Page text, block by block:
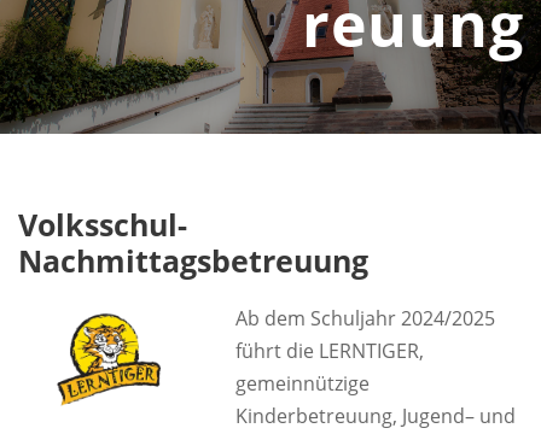
reuung
Volksschul-
Nachmittagsbetreuung
Ab dem Schuljahr 2024/2025
führt die LERNTIGER,
gemeinnützige
Kinderbetreuung, Jugend– und